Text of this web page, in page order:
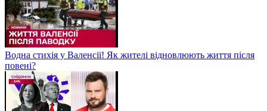
Водна стихія у Валенсії! Як жителі відновлюють життя після
повені?